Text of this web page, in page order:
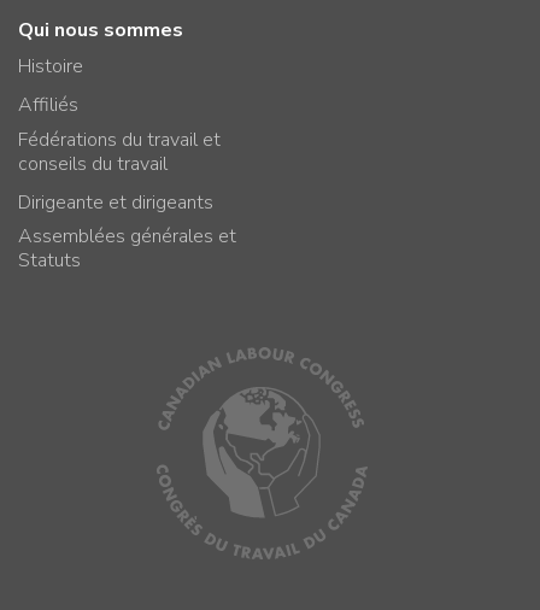
Qui nous sommes
Histoire
Affiliés
Fédérations du travail et
conseils du travail
Dirigeante et dirigeants
Assemblées générales et
Statuts